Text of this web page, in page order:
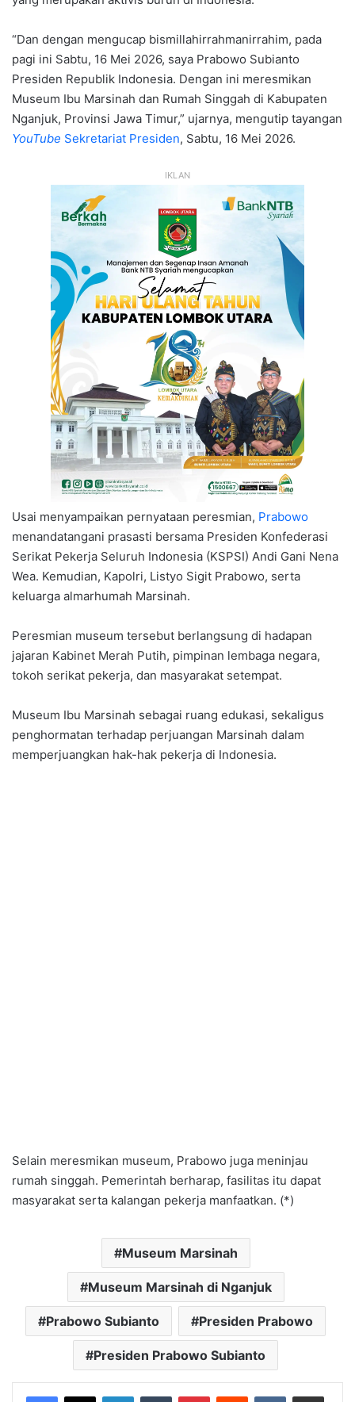
“Dan dengan mengucap bismillahirrahmanirrahim, pada
pagi ini Sabtu, 16 Mei 2026, saya Prabowo Subianto
Presiden Republik Indonesia. Dengan ini meresmikan
Museum Ibu Marsinah dan Rumah Singgah di Kabupaten
Nganjuk, Provinsi Jawa Timur,” ujarnya, mengutip tayangan
YouTube Sekretariat Presiden, Sabtu, 16 Mei 2026.
IKLAN
Usai menyampaikan pernyataan peresmian, Prabowo
menandatangani prasasti bersama Presiden Konfederasi
Serikat Pekerja Seluruh Indonesia (KSPSI) Andi Gani Nena
Wea. Kemudian, Kapolri, Listyo Sigit Prabowo, serta
keluarga almarhumah Marsinah.
Peresmian museum tersebut berlangsung di hadapan
jajaran Kabinet Merah Putih, pimpinan lembaga negara,
tokoh serikat pekerja, dan masyarakat setempat.
Museum Ibu Marsinah sebagai ruang edukasi, sekaligus
penghormatan terhadap perjuangan Marsinah dalam
memperjuangkan hak-hak pekerja di Indonesia.
Selain meresmikan museum, Prabowo juga meninjau
rumah singgah. Pemerintah berharap, fasilitas itu dapat
masyarakat serta kalangan pekerja manfaatkan. (*)
Museum Marsinah
Museum Marsinah di Nganjuk
Prabowo Subianto Presiden Prabowo
Presiden Prabowo Subianto
LinkedInTumblr PinterestReddit VKontakteBagikan Lewat Email